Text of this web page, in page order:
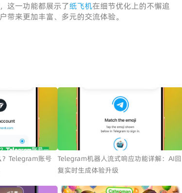
这一功能都展示了纸飞机在细节优化上的不懈追
来更加丰富、多元的交流体验。
Telegram账号
Telegram机器人流式响应功能详解：AI回
复实时生成体验升级